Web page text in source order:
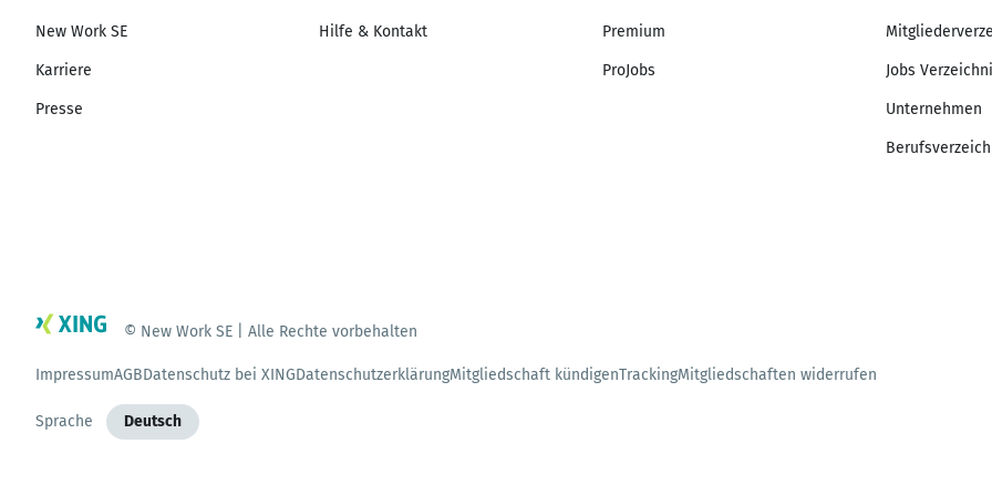
New Work SE
Karriere
Presse
Hilfe & Kontakt Premium
ProJobs Jobs
Unternehmen
© New Work SE | Alle Rechte vorbehalten
ImpressumAGBDatenschutz bei XINGDatenschutzerklärungMitgliedschaft kündigenTrackingMitgliedschaften widerrufen
Sprache Deutsch